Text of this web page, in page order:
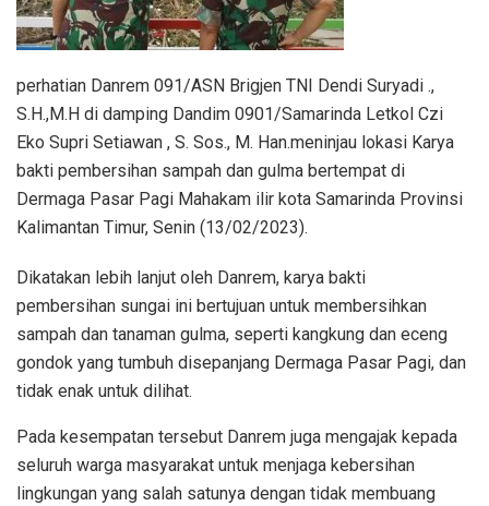
perhatian Danrem 091/ASN Brigjen TNI Dendi Suryadi .,
S.H.,M.H di damping Dandim 0901/Samarinda Letkol Czi
Eko Supri Setiawan , S. Sos., M. Han.meninjau lokasi Karya
bakti pembersihan sampah dan gulma bertempat di
Dermaga Pasar Pagi Mahakam ilir kota Samarinda Provinsi
Kalimantan Timur, Senin (13/02/2023).
Dikatakan lebih lanjut oleh Danrem, karya bakti
pembersihan sungai ini bertujuan untuk membersihkan
sampah dan tanaman gulma, seperti kangkung dan eceng
gondok yang tumbuh disepanjang Dermaga Pasar Pagi, dan
tidak enak untuk dilihat.
Pada kesempatan tersebut Danrem juga mengajak kepada
seluruh warga masyarakat untuk menjaga kebersihan
lingkungan yang salah satunya dengan tidak membuang